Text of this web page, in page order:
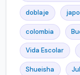
doblaje
colombia
Vida Escolar
Shueisha